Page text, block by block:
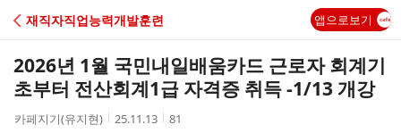
C
A
재직자직업능력개발훈련 앱으로보기
2026년 1월 국민내일배움카드 근로자 회계기
초부터 전산회계1급 자격증 취득 -1/13 개강
작
카페지기(유지현)
작
25.11.13
조
81